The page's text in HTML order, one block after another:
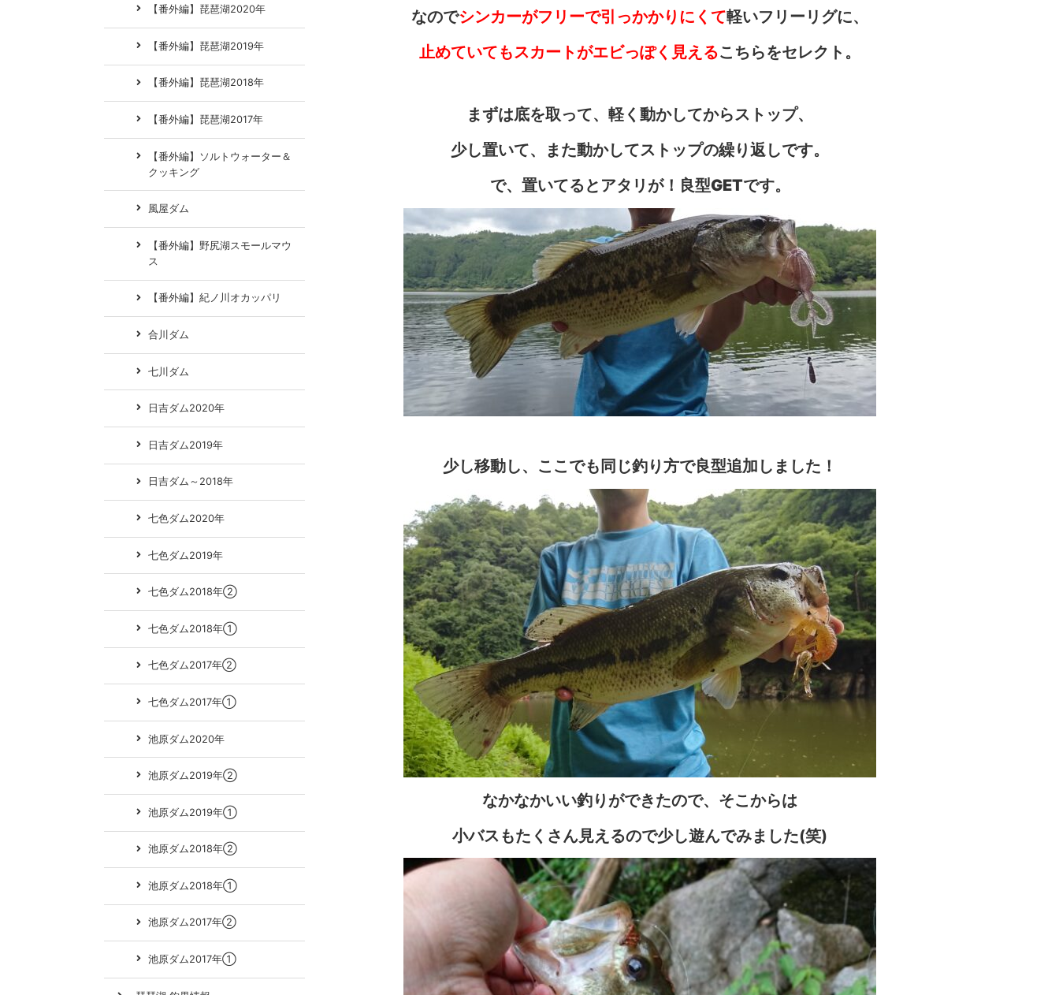
なのでシンカーがフリーで引っかかりにくて軽いフリーリグに、
止めていてもスカートがエビっぽく見えるこちらをセレクト。
まずは底を取って、軽く動かしてからストップ、
少し置いて、
また動かしてストップの繰り返しです。
で、置いてるとアタリが！良型GETです。
少し移動し、 ここでも同じ釣り方で良型追加しました！
なかなかいい釣りができたので、そこからは
小バスもたくさん見えるので少し遊んでみました(笑)
【番外編】琵琶湖2020年
【番外編】琵琶湖2019年
【番外編】琵琶湖2018年
【番外編】琵琶湖2017年
【番外編】ソルトウォーター＆
クッキング
風屋ダム
【番外編】野尻湖スモールマウ
ス
【番外編】紀ノ川オカッパリ
合川ダム
七川ダム
日吉ダム2020年
日吉ダム2019年
日吉ダム～2018年
七色ダム2020年
七色ダム2019年
七色ダム2018年②
七色ダム2018年①
七色ダム2017年②
七色ダム2017年①
池原ダム2020年
池原ダム2019年②
池原ダム2019年①
池原ダム2018年②
池原ダム2018年①
池原ダム2017年②
池原ダム2017年①